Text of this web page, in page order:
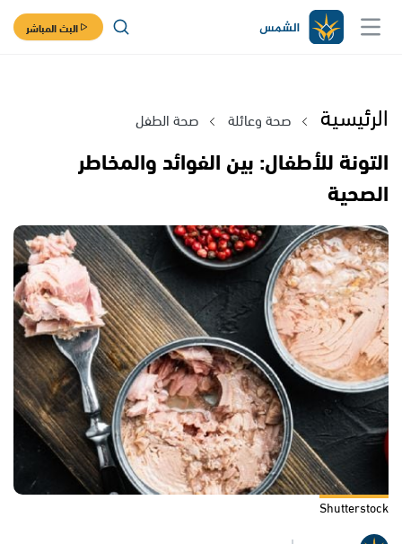
البث المباشر
الرئيسية صحة وعائلة صحة الطفل
التونة للأطفال: بين الفوائد والمخاطر
الصحية
Shutterstock